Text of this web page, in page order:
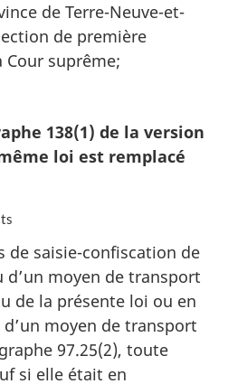
de Terre-Neuve-et-
de première
Cour suprême;
138(1) de la version
loi est remplacé
de saisie-confiscation de
d’un moyen de transport
de la présente loi ou en
moyen de transport
97.25(2), toute
si elle était en